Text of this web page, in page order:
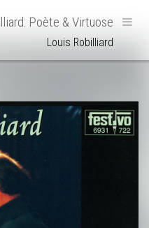
Poète & Virtuose
Louis Robilliard